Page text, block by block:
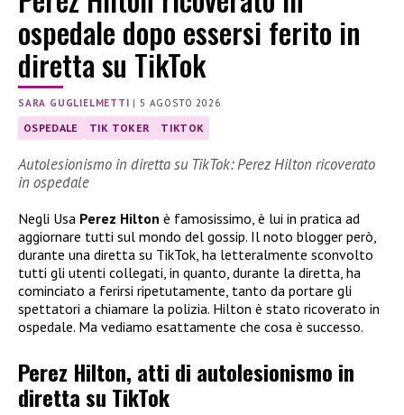
ospedale dopo essersi ferito in
diretta su TikTok
SARA GUGLIELMETTI |5 AGOSTO 2026
OSPEDALE TIK TOKER TIKTOK
Autolesionismo in diretta su TikTok: Perez Hilton ricoverato
in ospedale
Negli Usa Perez Hilton è famosissimo, è lui in pratica ad
aggiornare tutti sul mondo del gossip. Il noto blogger però,
durante una diretta su TikTok, ha letteralmente sconvolto
tutti gli utenti collegati, in quanto, durante la diretta, ha
cominciato a ferirsi ripetutamente, tanto da portare gli
spettatori a chiamare la polizia. Hilton è stato ricoverato in
ospedale. Ma vediamo esattamente che cosa è successo.
Perez Hilton, atti di autolesionismo in
diretta su TikTok